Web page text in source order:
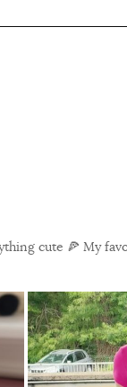
cute 🍕 My